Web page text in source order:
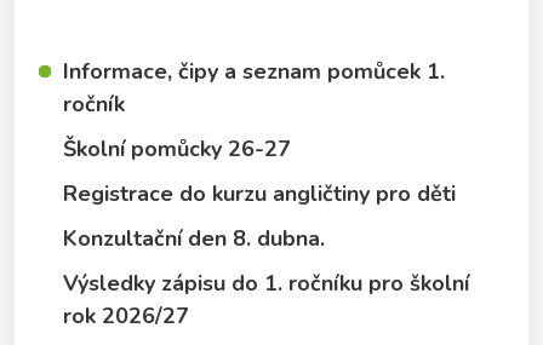
Informace, čipy a seznam pomůcek 1.
ročník
Školní pomůcky 26-27
Registrace do kurzu angličtiny pro děti
Konzultační den 8. dubna.
Výsledky zápisu do 1. ročníku pro školní
rok 2026/27